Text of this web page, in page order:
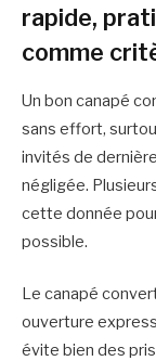
rapide,
comme
Un bon canapé
sans effort,
invités de
négligée.
cette donnée
possible.
Le canapé
ouverture
évite bien des